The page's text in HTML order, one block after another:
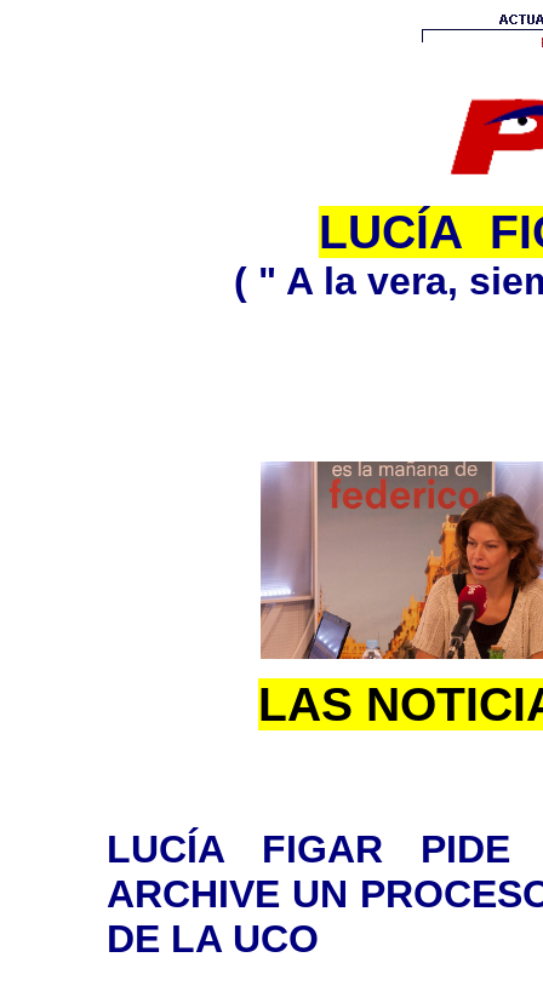
LUCÍA
( " A la vera,
LAS
LUCÍA FIGAR
ARCHIVE UN
DE LA UCO